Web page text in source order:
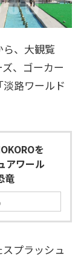
、大観覧
、ゴーカー
路ワールド
を
アワール
竜
プラッシュ